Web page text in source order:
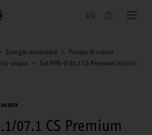
Energie rinnovabili
Pompa di calore
acqua
Set HPA-O 05.1 CS Premium indietro
07.1 CS Premium